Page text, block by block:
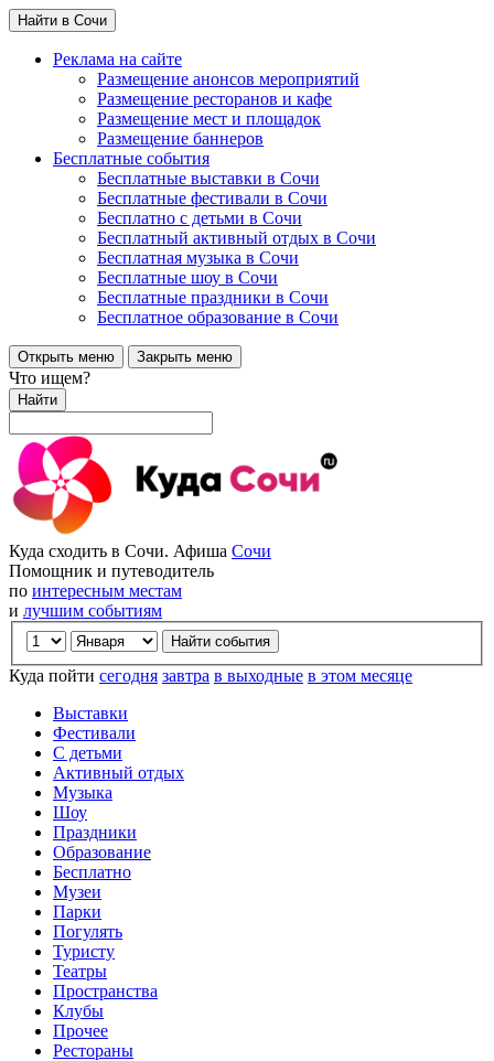
Найти в Сочи
Реклама на сайте
Размещение анонсов мероприятий
Размещение ресторанов и кафе
Размещение мест и площадок
Размещение баннеров
Бесплатные события
Бесплатные выставки в Сочи
Бесплатные фестивали в Сочи
Бесплатно с детьми в Сочи
Бесплатный активный отдых в Сочи
Бесплатная музыка в Сочи
Бесплатные шоу в Сочи
Бесплатные праздники в Сочи
Бесплатное образование в Сочи
Открыть меню Закрыть меню
Что ищем?
Найти
Куда сходить в Сочи. Афиша Сочи
Помощник и путеводитель
по интересным местам
и лучшим событиям
Куда пойти сегодня завтра в выходные в этом месяце
Выставки
Фестивали
С детьми
Активный отдых
Музыка
Шоу
Праздники
Образование
Бесплатно
Музеи
Парки
Погулять
Туристу
Театры
Пространства
Клубы
Прочее
Рестораны